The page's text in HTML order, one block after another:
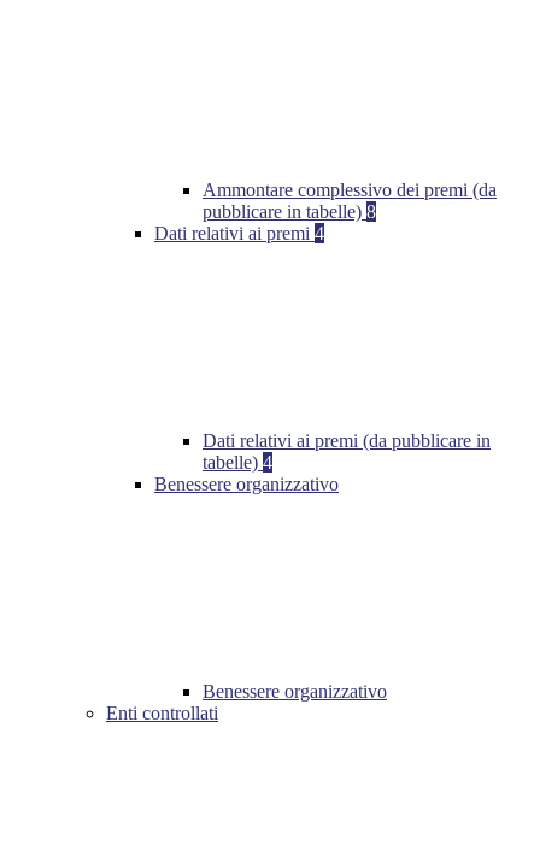
Ammontare complessivo dei premi (da
pubblicare in tabelle) 8
Dati relativi ai premi 4
Dati relativi ai premi (da pubblicare in
tabelle) 4
Benessere organizzativo
Benessere organizzativo
Enti controllati